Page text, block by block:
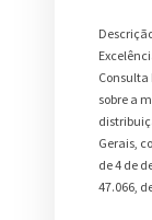
sobre a
Gerais,
de 4 de
47.066,